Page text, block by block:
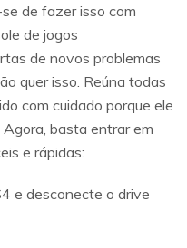
de fazer isso com
de jogos
de novos problemas
quer isso. Reúna todas
com cuidado porque ele
basta entrar em
e rápidas:
e desconecte o drive